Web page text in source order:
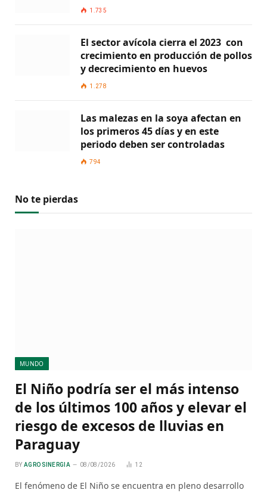
1.735
El sector avícola cierra el 2023 con
crecimiento en producción de pollos
y decrecimiento en huevos
1.278
Las malezas en la soya afectan en
los primeros 45 días y en este
periodo deben ser controladas
794
No te pierdas
MUNDO
El Niño podría ser el más intenso
de los últimos 100 años y elevar el
riesgo de excesos de lluvias en
Paraguay
BY AGRO SINERGIA 08/08/2026 12
El fenómeno de El Niño se encuentra en pleno desarrollo